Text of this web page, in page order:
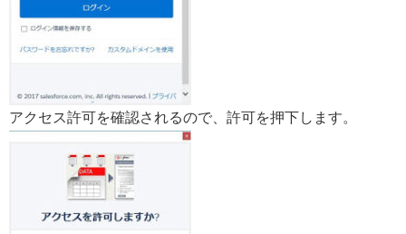
アクセス許可を確認されるので、許可を押下します。